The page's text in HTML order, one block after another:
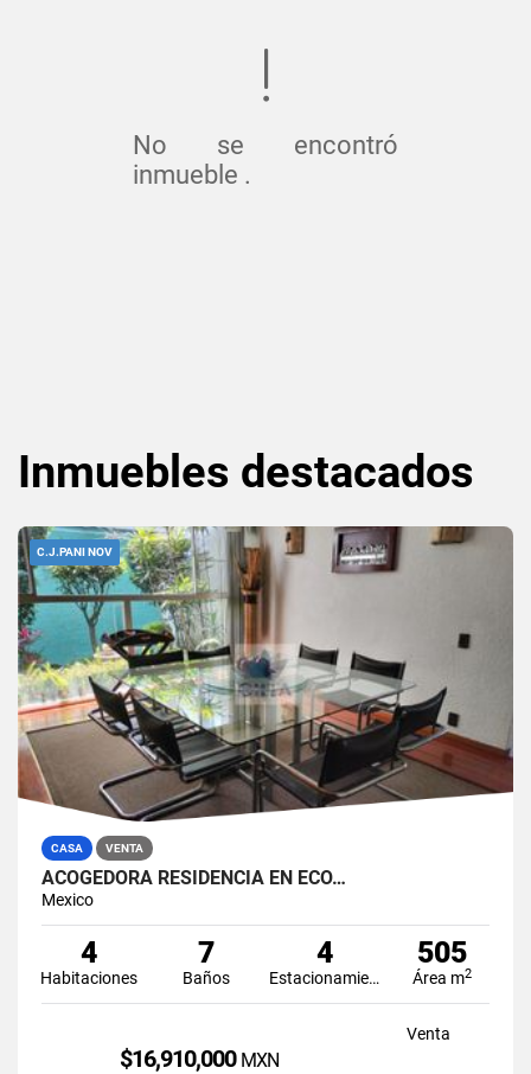
No se encontró
inmueble .
Inmuebles destacados
C.J.PANI NOV
CASA VENTA
ACOGEDORA RESIDENCIA EN ECO…
Mexico
4
Habitaciones
7
Baños
4
Estacionamiento
505
Área m2
Venta
$16,910,000 MXN